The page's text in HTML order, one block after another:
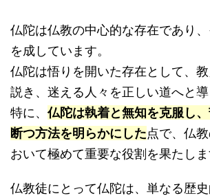
仏陀は仏教の中心的な存在であり
を成しています。
仏陀は悟りを開いた存在として、
説き、迷える人々を正しい道へと導
特に、仏陀は執着と無知を克服し
断つ方法を明らかにした点で、仏
おいて極めて重要な役割を果たしま
仏教徒にとって仏陀は、単なる歴